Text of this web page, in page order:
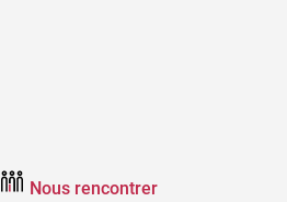
Nous rencontrer